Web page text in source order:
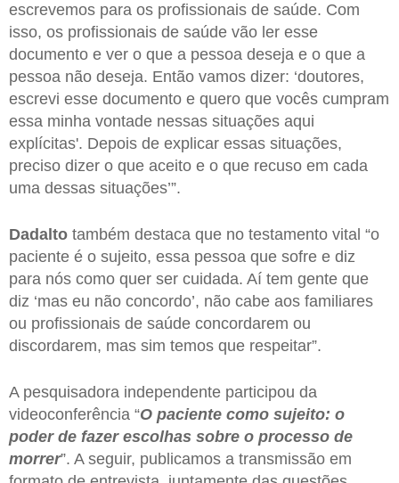
escrevemos para os profissionais de saúde. Com
isso, os profissionais de saúde vão ler esse
documento e ver o que a pessoa deseja e o que a
pessoa não deseja. Então vamos dizer: ‘doutores,
escrevi esse documento e quero que vocês cumpram
essa minha vontade nessas situações aqui
explícitas'. Depois de explicar essas situações,
preciso dizer o que aceito e o que recuso em cada
uma dessas situações’”.
Dadalto também destaca que no testamento vital “o
paciente é o sujeito, essa pessoa que sofre e diz
para nós como quer ser cuidada. Aí tem gente que
diz ‘mas eu não concordo’, não cabe aos familiares
ou profissionais de saúde concordarem ou
discordarem, mas sim temos que respeitar”.
A pesquisadora independente participou da
videoconferência “O paciente como sujeito: o
poder de fazer escolhas sobre o processo de
morrer”. A seguir, publicamos a transmissão em